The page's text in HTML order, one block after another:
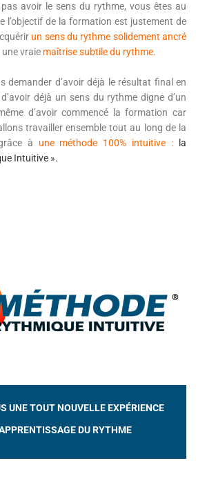
avoir le sens du rythme, vous êtes au
l’objectif de la formation est justement de
un sens du rythme solidement ancré
une vraie maîtrise subtile du rythme.
demander d’avoir déjà le résultat final en
déjà un sens du rythme digne d’un
d’avoir commencé la formation car
travailler ensemble tout au long de la
à une méthode 100% intuitive :
la
Intuitive ».
UNE TOUT NOUVELLE EXPÉRIENCE
APPRENTISSAGE DU RYTHME